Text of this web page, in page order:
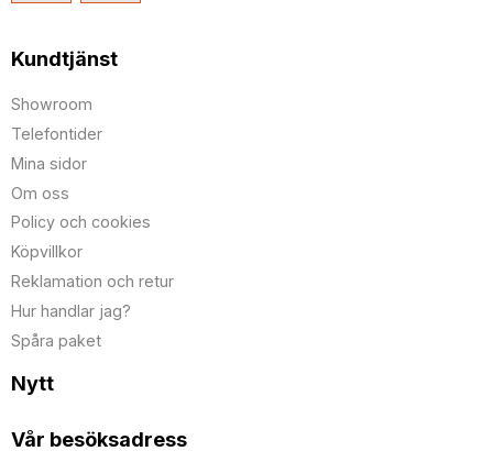
Kundtjänst
Showroom
Telefontider
Mina sidor
Om oss
Policy och cookies
Köpvillkor
Reklamation och retur
Hur handlar jag?
Spåra paket
Nytt
Vår besöksadress